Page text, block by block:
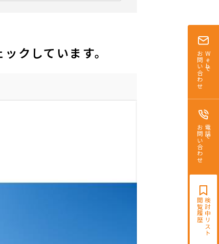
Webで
お問い合わせ
電話で
お問い合わせ
検討中リスト
閲覧履歴
クしています。